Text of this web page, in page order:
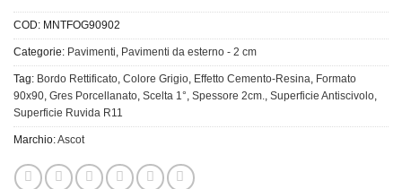
COD: MNTFOG90902
Categorie: Pavimenti, Pavimenti da esterno - 2 cm
Tag: Bordo Rettificato, Colore Grigio, Effetto Cemento-Resina, Formato
90x90, Gres Porcellanato, Scelta 1°, Spessore 2cm., Superficie Antiscivolo,
Superficie Ruvida R11
Marchio:Ascot